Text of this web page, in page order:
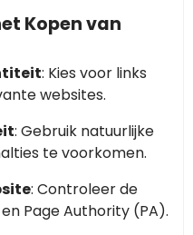
Kopen van
: Kies voor links
websites.
: Gebruik natuurlijke
te voorkomen.
: Controleer de
Page Authority (PA).